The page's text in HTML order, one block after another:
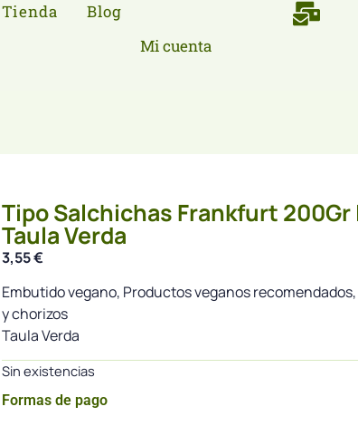
Tienda
Blog
Mi cuenta
Tipo Salchichas Frankfurt 200Gr
Taula Verda
3,55€
Embutido vegano, Productos veganos
y chorizos
Taula Verda
Sin existencias
Formas de pago